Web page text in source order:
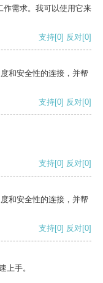
作需求。我可以使用它来
支持[0] 反对[0]
和安全性的连接，并帮
支持[0] 反对[0]
支持[0] 反对[0]
和安全性的连接，并帮
支持[0] 反对[0]
上手。